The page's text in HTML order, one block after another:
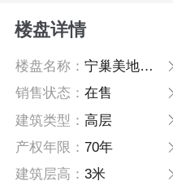
楼盘详情
楼盘名称：宁巢美地公寓五区
销售状态：在售
建筑类型：高层
产权年限：70年
建筑层高：3米